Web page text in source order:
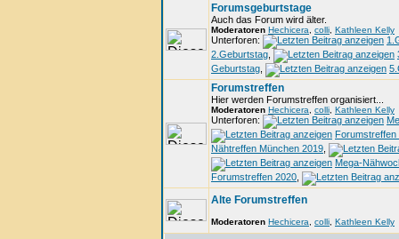
Forumsgeburtstage
Auch das Forum wird älter.
Moderatoren Hechicera colli Kathleen Kelly
Unterforen:
2.Geburtstag
Geburtstag
Forumstreffen
Hier werden Forumstreffen organisiert...
Moderatoren Hechicera colli Kathleen Kelly
Unterforen:
Forumstreffen
Nähtreffen München 2019
Mega-
Forumstreffen 2020
Alte Forumstreffen
Moderatoren Hechicera colli Kathleen Kelly